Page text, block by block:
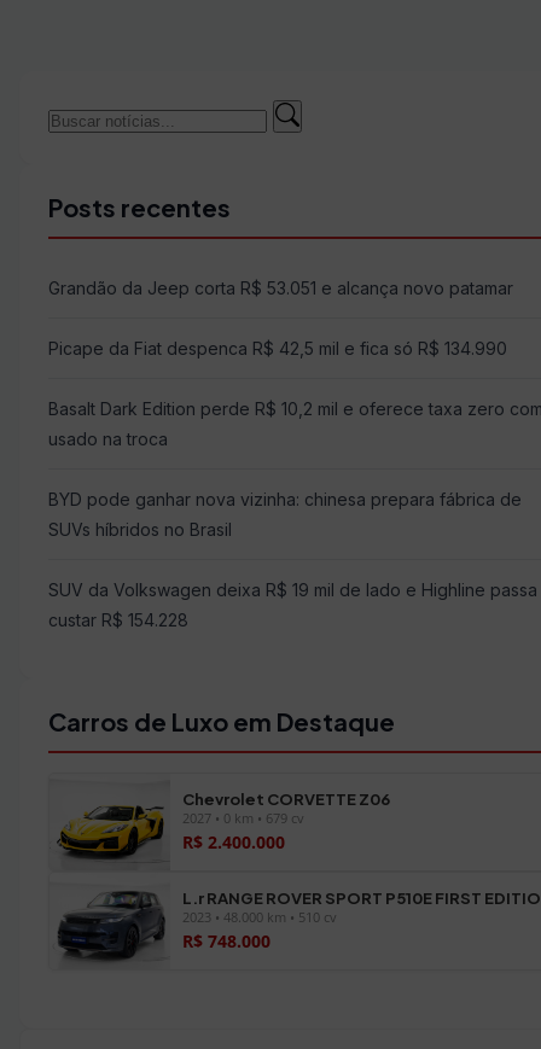
Buscar
Buscar
Posts recentes
Grandão da Jeep corta R$ 53.051 e alcança novo patamar
Picape da Fiat despenca R$ 42,5 mil e fica só R$ 134.990
Basalt Dark Edition perde R$ 10,2 mil e oferece taxa zero
usado na troca
BYD pode ganhar nova vizinha: chinesa prepara fábrica de
SUVs híbridos no Brasil
SUV da Volkswagen deixa R$ 19 mil de lado e Highline passa
custar R$ 154.228
Carros de Luxo em Destaque
Chevrolet CORVETTE Z06
2027 • 0 km • 679 cv
R$ 2.400.000
L.r RANGE ROVER SPORT P510E FIRST
2023 • 48.000 km • 510 cv
R$ 748.000